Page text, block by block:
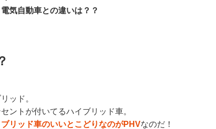
気自動車との違いは？？
ッド。
ントが付いてるハイブリッド車。
リッド車のいいとこどりなのがPHVなのだ！